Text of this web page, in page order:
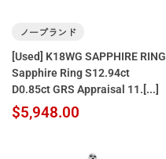
ノーブランド
[Used] K18WG SAPPHIRE RING
Sapphire Ring S12.94ct
D0.85ct GRS Appraisal 11.[...]
$5,948.00